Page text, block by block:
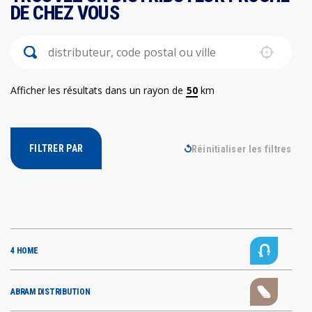
DE CHEZ VOUS
storeloc-search
Rechercher
Geolocalisation
Localisez-
Afficher les résultats dans un rayon de km
FILTRER PAR Réinitialiser les filtres
70 Avenue Pierre Brossolette, Portes-lès-Valence, France
Téléphone :+33475750100
4 HOME
ABRAM DISTRIBUTION